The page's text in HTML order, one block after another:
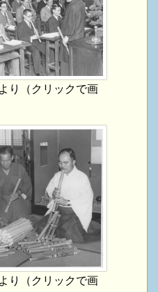
り（クリックで画
り（クリックで画